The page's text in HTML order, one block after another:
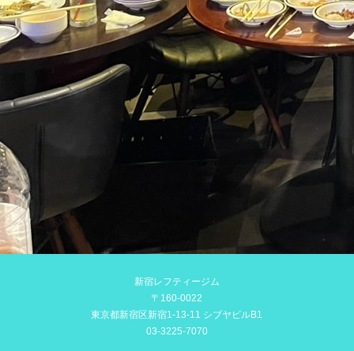
新宿レフティージム
〒160-0022
東京都新宿区新宿1-13-11 シブヤビルB1
03-3225-7070